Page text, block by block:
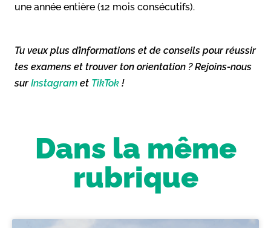
une année entière (12 mois consécutifs).
Tu veux plus d’informations et de conseils pour réussir
tes examens et trouver ton orientation ? Rejoins-nous
surInstagram et TikTok !
Dans la même
rubrique